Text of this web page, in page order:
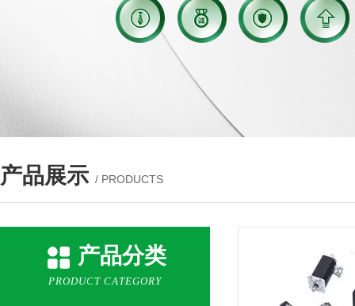
产品展示 / PRODUCTS
产品分类
PRODUCT CATEGORY